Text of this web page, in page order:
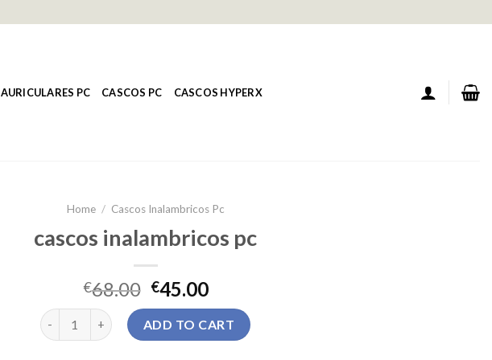
AURICULARES PC CASCOS PC CASCOS HYPERX
Home / Cascos Inalambricos Pc
cascos inalambricos pc
€68.00 €45.00
cascos inalambricos pc quantity
ADD TO CART